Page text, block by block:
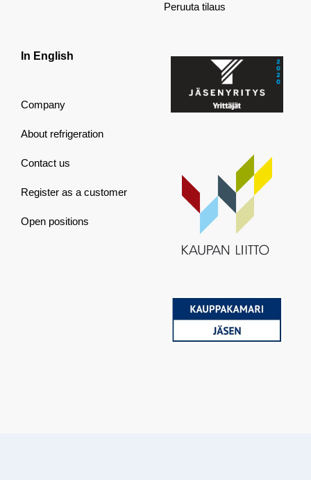
Peruuta tilaus
In English
Company
About refrigeration
Contact us
Register as a customer
Open positions